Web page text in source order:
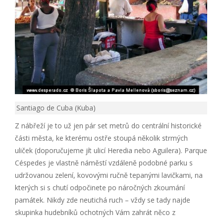
Santiago de Cuba (Kuba)
Z nábřeží je to už jen pár set metrů do centrální historické
části města, ke kterému ostře stoupá několik strmých
uliček (doporučujeme jít ulicí Heredia nebo Aguilera). Parque
Céspedes je vlastně náměstí vzdáleně podobné parku s
udržovanou zelení, kovovými ručně tepanými lavičkami, na
kterých si s chutí odpočinete po náročných zkoumání
památek. Nikdy zde neutichá ruch – vždy se tady najde
skupinka hudebníků ochotných Vám zahrát něco z